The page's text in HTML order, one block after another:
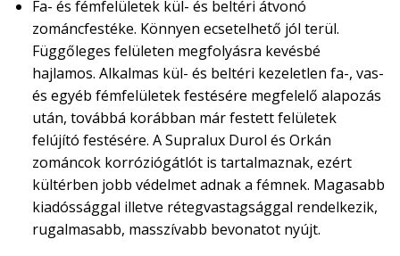
Fa- és fémfelületek kül- és beltéri átvonó
zománcfestéke. Könnyen ecsetelhető jól terül.
Függőleges felületen megfolyásra kevésbé
hajlamos. Alkalmas kül- és beltéri kezeletlen fa-, vas-
és egyéb fémfelületek festésére megfelelő alapozás
után, továbbá korábban már festett felületek
felújító festésére. A Supralux Durol és Orkán
zománcok korróziógátlót is tartalmaznak, ezért
kültérben jobb védelmet adnak a fémnek. Magasabb
kiadóssággal illetve rétegvastagsággal rendelkezik,
rugalmasabb, masszívabb bevonatot nyújt.